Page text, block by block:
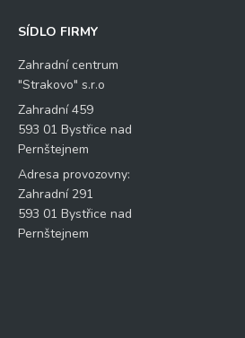
SÍDLO FIRMY
Zahradní centrum
"Strakovo" s.r.o
Zahradní 459
593 01 Bystřice nad
Pernštejnem
Adresa provozovny:
Zahradní 291
593 01 Bystřice nad
Pernštejnem